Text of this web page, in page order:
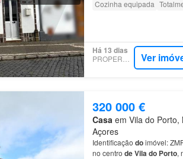
Cozinha equipada
Há 13 dias
Ver
320 000 €
Casa em Vila do
Açores
Identificação doimóvel:
no centro deVilado Porto,